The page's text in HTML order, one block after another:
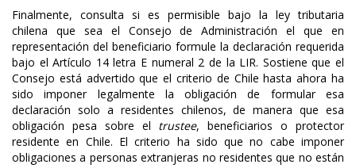
Finalmente, consulta si es permisible bajo la ley tributaria
chilena que sea el Consejo de Administración el que en
representación del beneficiario formule la declaración requerida
bajo el Artículo 14 letra E numeral 2 de la LIR. Sostiene que el
Consejo está advertido que el criterio de Chile hasta ahora ha
sido imponer legalmente la obligación de formular esa
declaración solo a residentes chilenos, de manera que esa
obligación pesa sobre el trustee, beneficiarios o protector
residente en Chile. El criterio ha sido que no cabe imponer
obligaciones a personas extranjeras no residentes que no están